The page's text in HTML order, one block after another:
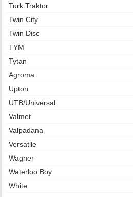
Turk Traktor
Twin City
Twin Disc
TYM
Tytan
Agroma
Upton
UTB/Universal
Valmet
Valpadana
Versatile
Wagner
Waterloo Boy
White